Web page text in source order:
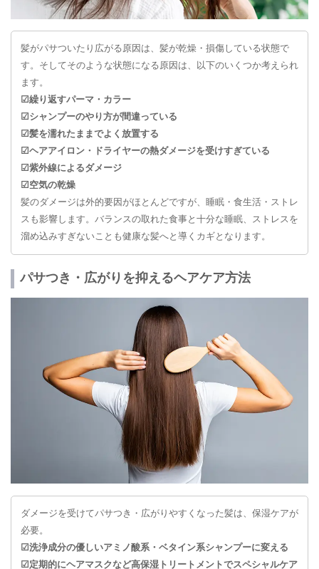
髪がパサついたり広がる原因は、髪が乾燥・損傷している状態で
す。そしてそのような状態になる原因は、以下のいくつか考えられ
ます。
☑︎繰り返すパーマ・カラー
☑︎シャンプーのやり方が間違っている
☑︎髪を濡れたままでよく放置する
☑︎ヘアアイロン・ドライヤーの熱ダメージを受けすぎている
☑︎紫外線によるダメージ
☑︎空気の乾燥
髪のダメージは外的要因がほとんどですが、睡眠・食生活・ストレ
スも影響します。バランスの取れた食事と十分な睡眠、ストレスを
溜め込みすぎないことも健康な髪へと導くカギとなります。
パサつき・広がりを抑えるヘアケア方法
ダメージを受けてパサつき・広がりやすくなった髪は、保湿ケアが
必要。
☑︎洗浄成分の優しいアミノ酸系・ベタイン系シャンプーに変える
☑︎定期的にヘアマスクなど高保湿トリートメントでスペシャルケア